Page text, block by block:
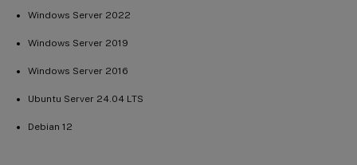
Windows Server 2022
Windows Server 2019
Windows Server 2016
Ubuntu Server 24.04 LTS
Debian 12